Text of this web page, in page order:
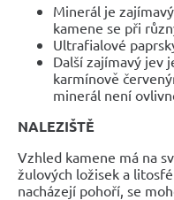
Minerál je
kamene se při
Ultrafialové
Další zajímavý jev
karmínově
minerál není
NALEZIŠTĚ
Vzhled kamene má na
žulových ložisek a
nacházejí pohoří, se